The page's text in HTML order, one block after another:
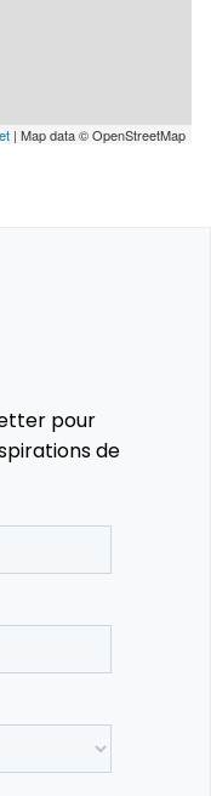
il faut être
| Map data © OpenStreetMap
pour
de